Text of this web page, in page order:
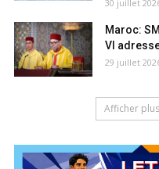
30 juillet
Maroc:
VI
29 juillet
Afficher